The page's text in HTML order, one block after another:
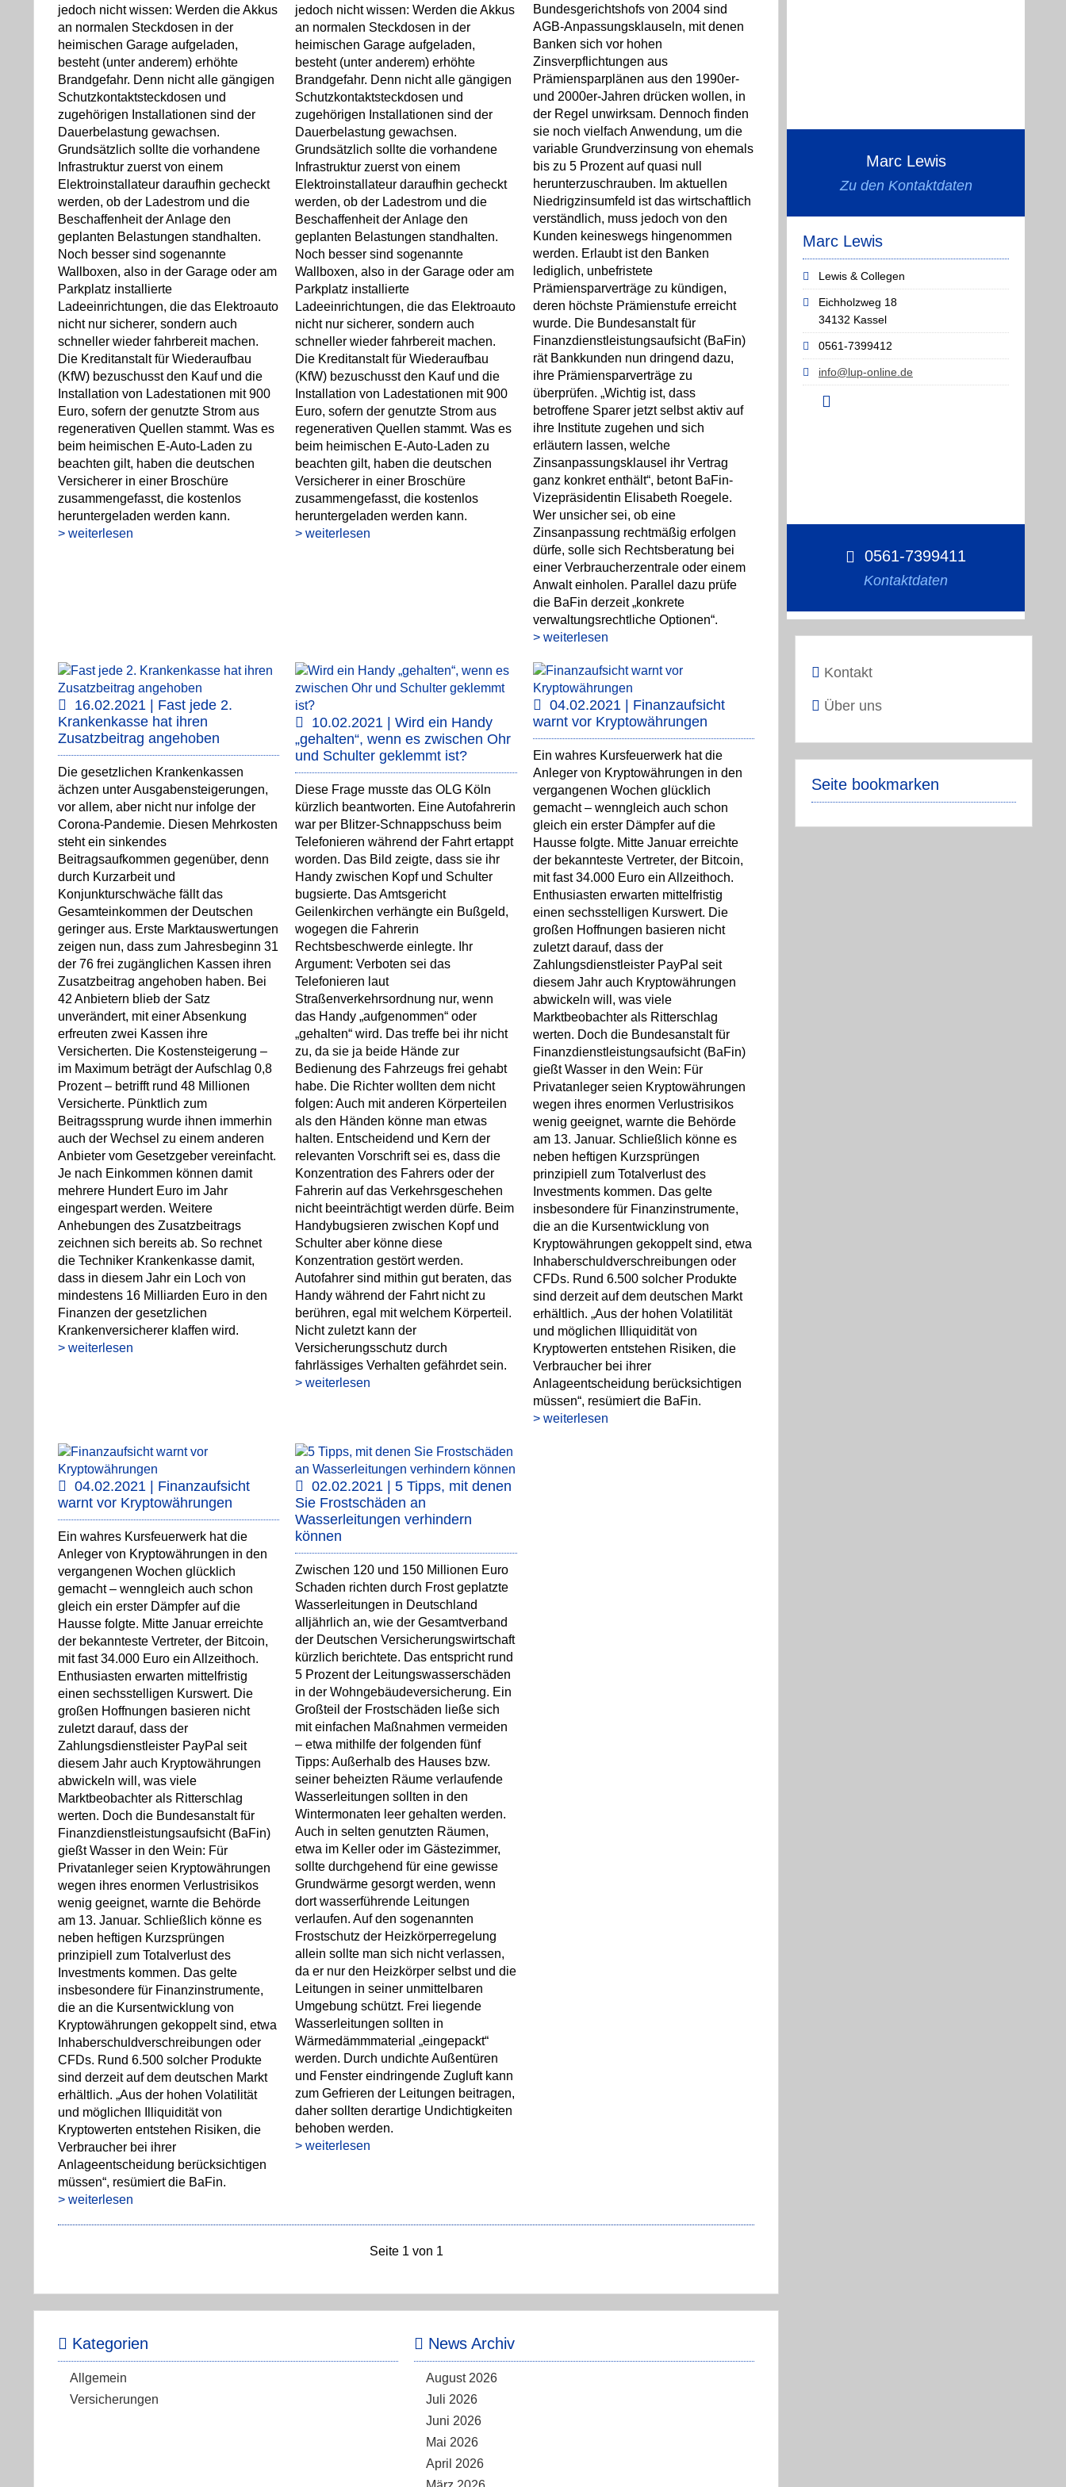
Marc Lewis
Zu den Kontaktdaten
Marc Lewis
Lewis & Collegen
Eichholzweg 18
34132 Kassel
0561-7399412
info@lup-online.de
0561-7399411
Kontaktdaten
Kontakt
Über uns
Seite bookmarken
jedoch nicht wissen: Werden die Akkus
an normalen Steckdosen in der
heimischen Garage aufgeladen,
besteht (unter anderem) erhöhte
Brandgefahr. Denn nicht alle gängigen
Schutzkontaktsteckdosen und
zugehörigen Installationen sind der
Dauerbelastung gewachsen.
Grundsätzlich sollte die vorhandene
Infrastruktur zuerst von einem
Elektroinstallateur daraufhin gecheckt
werden, ob der Ladestrom und die
Beschaffenheit der Anlage den
geplanten Belastungen standhalten.
Noch besser sind sogenannte
Wallboxen, also in der Garage oder am
Parkplatz installierte
Ladeeinrichtungen, die das Elektroauto
nicht nur sicherer, sondern auch
schneller wieder fahrbereit machen.
Die Kreditanstalt für Wiederaufbau
(KfW) bezuschusst den Kauf und die
Installation von Ladestationen mit 900
Euro, sofern der genutzte Strom aus
regenerativen Quellen stammt. Was es
beim heimischen E-Auto-Laden zu
beachten gilt, haben die deutschen
Versicherer in einer Broschüre
zusammengefasst, die kostenlos
heruntergeladen werden kann.
> weiterlesen
jedoch nicht wissen: Werden die Akkus
an normalen Steckdosen in der
heimischen Garage aufgeladen,
besteht (unter anderem) erhöhte
Brandgefahr. Denn nicht alle gängigen
Schutzkontaktsteckdosen und
zugehörigen Installationen sind der
Dauerbelastung gewachsen.
Grundsätzlich sollte die vorhandene
Infrastruktur zuerst von einem
Elektroinstallateur daraufhin gecheckt
werden, ob der Ladestrom und die
Beschaffenheit der Anlage den
geplanten Belastungen standhalten.
Noch besser sind sogenannte
Wallboxen, also in der Garage oder am
Parkplatz installierte
Ladeeinrichtungen, die das Elektroauto
nicht nur sicherer, sondern auch
schneller wieder fahrbereit machen.
Die Kreditanstalt für Wiederaufbau
(KfW) bezuschusst den Kauf und die
Installation von Ladestationen mit 900
Euro, sofern der genutzte Strom aus
regenerativen Quellen stammt. Was es
beim heimischen E-Auto-Laden zu
beachten gilt, haben die deutschen
Versicherer in einer Broschüre
zusammengefasst, die kostenlos
heruntergeladen werden kann.
> weiterlesen
Bundesgerichtshofs von 2004 sind
AGB-Anpassungsklauseln, mit denen
Banken sich vor hohen
Zinsverpflichtungen aus
Prämiensparplänen aus den 1990er-
und 2000er-Jahren drücken wollen, in
der Regel unwirksam. Dennoch finden
sie noch vielfach Anwendung, um die
variable Grundverzinsung von ehemals
bis zu 5 Prozent auf quasi null
herunterzuschrauben. Im aktuellen
Niedrigzinsumfeld ist das wirtschaftlich
verständlich, muss jedoch von den
Kunden keineswegs hingenommen
werden. Erlaubt ist den Banken
lediglich, unbefristete
Prämiensparverträge zu kündigen,
deren höchste Prämienstufe erreicht
wurde. Die Bundesanstalt für
Finanzdienstleistungsaufsicht (BaFin)
rät Bankkunden nun dringend dazu,
ihre Prämiensparverträge zu
überprüfen. „Wichtig ist, dass
betroffene Sparer jetzt selbst aktiv auf
ihre Institute zugehen und sich
erläutern lassen, welche
Zinsanpassungsklausel ihr Vertrag
ganz konkret enthält“, betont BaFin-
Vizepräsidentin Elisabeth Roegele.
Wer unsicher sei, ob eine
Zinsanpassung rechtmäßig erfolgen
dürfe, solle sich Rechtsberatung bei
einer Verbraucherzentrale oder einem
Anwalt einholen. Parallel dazu prüfe
die BaFin derzeit „konkrete
verwaltungsrechtliche Optionen“.
> weiterlesen
16.02.2021 | Fast jede 2.
Krankenkasse hat ihren
Zusatzbeitrag angehoben
Die gesetzlichen Krankenkassen
ächzen unter Ausgabensteigerungen,
vor allem, aber nicht nur infolge der
Corona-Pandemie. Diesen Mehrkosten
steht ein sinkendes
Beitragsaufkommen gegenüber, denn
durch Kurzarbeit und
Konjunkturschwäche fällt das
Gesamteinkommen der Deutschen
geringer aus. Erste Marktauswertungen
zeigen nun, dass zum Jahresbeginn 31
der 76 frei zugänglichen Kassen ihren
Zusatzbeitrag angehoben haben. Bei
42 Anbietern blieb der Satz
unverändert, mit einer Absenkung
erfreuten zwei Kassen ihre
Versicherten. Die Kostensteigerung –
im Maximum beträgt der Aufschlag 0,8
Prozent – betrifft rund 48 Millionen
Versicherte. Pünktlich zum
Beitragssprung wurde ihnen immerhin
auch der Wechsel zu einem anderen
Anbieter vom Gesetzgeber vereinfacht.
Je nach Einkommen können damit
mehrere Hundert Euro im Jahr
eingespart werden. Weitere
Anhebungen des Zusatzbeitrags
zeichnen sich bereits ab. So rechnet
die Techniker Krankenkasse damit,
dass in diesem Jahr ein Loch von
mindestens 16 Milliarden Euro in den
Finanzen der gesetzlichen
Krankenversicherer klaffen wird.
> weiterlesen
10.02.2021 | Wird ein Handy
„gehalten“, wenn es zwischen Ohr
und Schulter geklemmt ist?
Diese Frage musste das OLG Köln
kürzlich beantworten. Eine Autofahrerin
war per Blitzer-Schnappschuss beim
Telefonieren während der Fahrt ertappt
worden. Das Bild zeigte, dass sie ihr
Handy zwischen Kopf und Schulter
bugsierte. Das Amtsgericht
Geilenkirchen verhängte ein Bußgeld,
wogegen die Fahrerin
Rechtsbeschwerde einlegte. Ihr
Argument: Verboten sei das
Telefonieren laut
Straßenverkehrsordnung nur, wenn
das Handy „aufgenommen“ oder
„gehalten“ wird. Das treffe bei ihr nicht
zu, da sie ja beide Hände zur
Bedienung des Fahrzeugs frei gehabt
habe. Die Richter wollten dem nicht
folgen: Auch mit anderen Körperteilen
als den Händen könne man etwas
halten. Entscheidend und Kern der
relevanten Vorschrift sei es, dass die
Konzentration des Fahrers oder der
Fahrerin auf das Verkehrsgeschehen
nicht beeinträchtigt werden dürfe. Beim
Handybugsieren zwischen Kopf und
Schulter aber könne diese
Konzentration gestört werden.
Autofahrer sind mithin gut beraten, das
Handy während der Fahrt nicht zu
berühren, egal mit welchem Körperteil.
Nicht zuletzt kann der
Versicherungsschutz durch
fahrlässiges Verhalten gefährdet sein.
> weiterlesen
04.02.2021 | Finanzaufsicht
warnt vor Kryptowährungen
Ein wahres Kursfeuerwerk hat die
Anleger von Kryptowährungen in den
vergangenen Wochen glücklich
gemacht – wenngleich auch schon
gleich ein erster Dämpfer auf die
Hausse folgte. Mitte Januar erreichte
der bekannteste Vertreter, der Bitcoin,
mit fast 34.000 Euro ein Allzeithoch.
Enthusiasten erwarten mittelfristig
einen sechsstelligen Kurswert. Die
großen Hoffnungen basieren nicht
zuletzt darauf, dass der
Zahlungsdienstleister PayPal seit
diesem Jahr auch Kryptowährungen
abwickeln will, was viele
Marktbeobachter als Ritterschlag
werten. Doch die Bundesanstalt für
Finanzdienstleistungsaufsicht (BaFin)
gießt Wasser in den Wein: Für
Privatanleger seien Kryptowährungen
wegen ihres enormen Verlustrisikos
wenig geeignet, warnte die Behörde
am 13. Januar. Schließlich könne es
neben heftigen Kurzsprüngen
prinzipiell zum Totalverlust des
Investments kommen. Das gelte
insbesondere für Finanzinstrumente,
die an die Kursentwicklung von
Kryptowährungen gekoppelt sind, etwa
Inhaberschuldverschreibungen oder
CFDs. Rund 6.500 solcher Produkte
sind derzeit auf dem deutschen Markt
erhältlich. „Aus der hohen Volatilität
und möglichen Illiquidität von
Kryptowerten entstehen Risiken, die
Verbraucher bei ihrer
Anlageentscheidung berücksichtigen
müssen“, resümiert die BaFin.
> weiterlesen
04.02.2021 | Finanzaufsicht
warnt vor Kryptowährungen
Ein wahres Kursfeuerwerk hat die
Anleger von Kryptowährungen in den
vergangenen Wochen glücklich
gemacht – wenngleich auch schon
gleich ein erster Dämpfer auf die
Hausse folgte. Mitte Januar erreichte
der bekannteste Vertreter, der Bitcoin,
mit fast 34.000 Euro ein Allzeithoch.
Enthusiasten erwarten mittelfristig
einen sechsstelligen Kurswert. Die
großen Hoffnungen basieren nicht
zuletzt darauf, dass der
Zahlungsdienstleister PayPal seit
diesem Jahr auch Kryptowährungen
abwickeln will, was viele
Marktbeobachter als Ritterschlag
werten. Doch die Bundesanstalt für
Finanzdienstleistungsaufsicht (BaFin)
gießt Wasser in den Wein: Für
Privatanleger seien Kryptowährungen
wegen ihres enormen Verlustrisikos
wenig geeignet, warnte die Behörde
am 13. Januar. Schließlich könne es
neben heftigen Kurzsprüngen
prinzipiell zum Totalverlust des
Investments kommen. Das gelte
insbesondere für Finanzinstrumente,
die an die Kursentwicklung von
Kryptowährungen gekoppelt sind, etwa
Inhaberschuldverschreibungen oder
CFDs. Rund 6.500 solcher Produkte
sind derzeit auf dem deutschen Markt
erhältlich. „Aus der hohen Volatilität
und möglichen Illiquidität von
Kryptowerten entstehen Risiken, die
Verbraucher bei ihrer
Anlageentscheidung berücksichtigen
müssen“, resümiert die BaFin.
> weiterlesen
02.02.2021 | 5 Tipps, mit denen
Sie Frostschäden an
Wasserleitungen verhindern
können
Zwischen 120 und 150 Millionen Euro
Schaden richten durch Frost geplatzte
Wasserleitungen in Deutschland
alljährlich an, wie der Gesamtverband
der Deutschen Versicherungswirtschaft
kürzlich berichtete. Das entspricht rund
5 Prozent der Leitungswasserschäden
in der Wohngebäudeversicherung. Ein
Großteil der Frostschäden ließe sich
mit einfachen Maßnahmen vermeiden
– etwa mithilfe der folgenden fünf
Tipps: Außerhalb des Hauses bzw.
seiner beheizten Räume verlaufende
Wasserleitungen sollten in den
Wintermonaten leer gehalten werden.
Auch in selten genutzten Räumen,
etwa im Keller oder im Gästezimmer,
sollte durchgehend für eine gewisse
Grundwärme gesorgt werden, wenn
dort wasserführende Leitungen
verlaufen. Auf den sogenannten
Frostschutz der Heizkörperregelung
allein sollte man sich nicht verlassen,
da er nur den Heizkörper selbst und die
Leitungen in seiner unmittelbaren
Umgebung schützt. Frei liegende
Wasserleitungen sollten in
Wärmedämmmaterial „eingepackt“
werden. Durch undichte Außentüren
und Fenster eindringende Zugluft kann
zum Gefrieren der Leitungen beitragen,
daher sollten derartige Undichtigkeiten
behoben werden.
> weiterlesen
Seite 1 von 1
Kategorien
Allgemein
Versicherungen
News Archiv
August 2026
Juli 2026
Juni 2026
Mai 2026
April 2026